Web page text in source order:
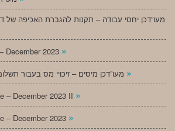
מעו”דכן יחסי עבודה – תקנות להגברת האכיפה של
December 2023 »
»
– December 2023 II »
– December 2023 »